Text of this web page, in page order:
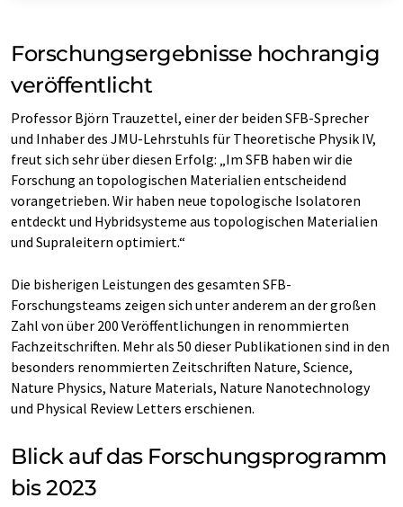
Forschungsergebnisse hochrangig
veröffentlicht
Professor Björn Trauzettel, einer der beiden SFB-Sprecher
und Inhaber des JMU-Lehrstuhls für Theoretische Physik IV,
freut sich sehr über diesen Erfolg: „Im SFB haben wir die
Forschung an topologischen Materialien entscheidend
vorangetrieben. Wir haben neue topologische Isolatoren
entdeckt und Hybridsysteme aus topologischen Materialien
und Supraleitern optimiert.“
Die bisherigen Leistungen des gesamten SFB-
Forschungsteams zeigen sich unter anderem an der großen
Zahl von über 200 Veröffentlichungen in renommierten
Fachzeitschriften. Mehr als 50 dieser Publikationen sind in den
besonders renommierten Zeitschriften Nature, Science,
Nature Physics, Nature Materials, Nature Nanotechnology
und Physical Review Letters erschienen.
Blick auf das Forschungsprogramm
bis 2023